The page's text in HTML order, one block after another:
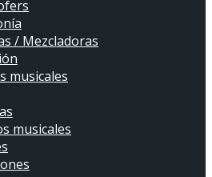
/ Mezcladoras
musicales
musicales